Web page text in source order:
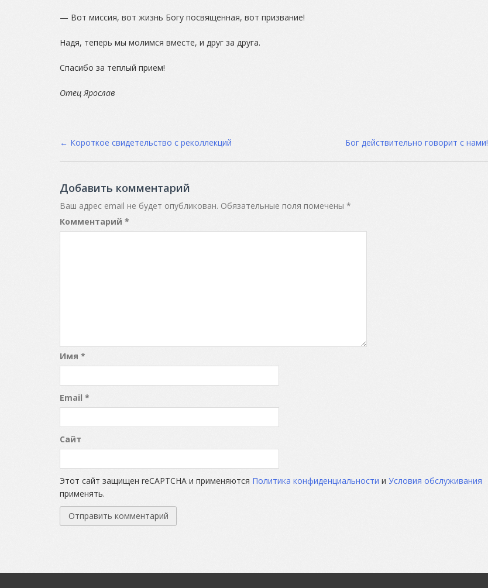
— Вот миссия, вот жизнь Богу посвященная, вот призвание!
Надя, теперь мы молимся вместе, и друг за друга.
Спасибо за теплый прием!
Отец Ярослав
Post
navigation
← Короткое свидетельство с реколлекций Бог действительно говорит с нами!
Добавить комментарий
Ваш адрес email не будет опубликован. Обязательные поля помечены *
Комментарий *
Имя *
Email *
Сайт
Этот сайт защищен reCAPTCHA и применяются Политика конфиденциальности и Условия обслуживания
применять.